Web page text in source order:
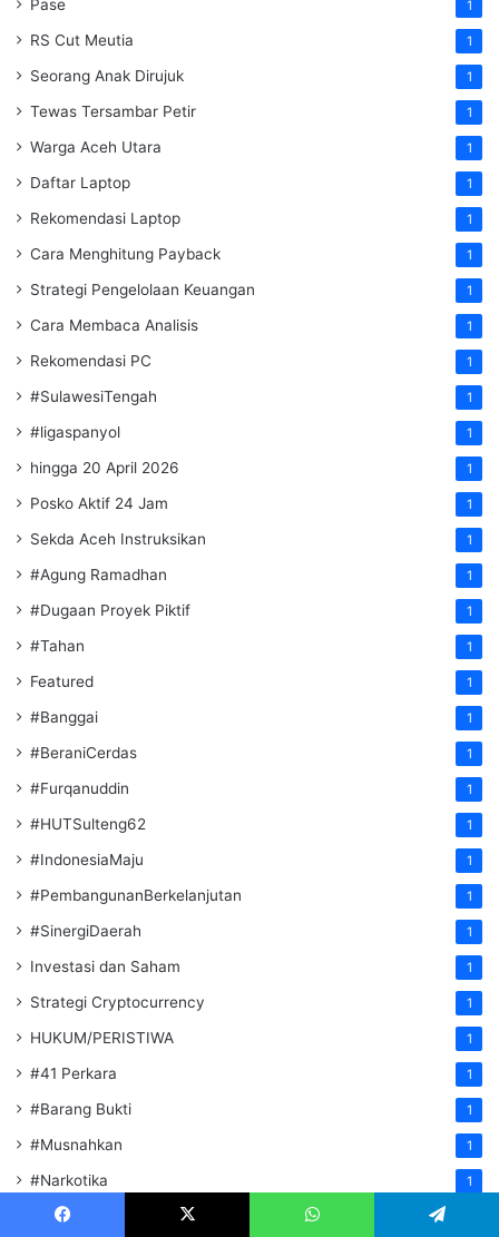
Pase 1
RS Cut Meutia 1
Seorang Anak Dirujuk 1
Tewas Tersambar Petir 1
Warga Aceh Utara 1
Daftar Laptop 1
Rekomendasi Laptop 1
Cara Menghitung Payback 1
Strategi Pengelolaan Keuangan 1
Cara Membaca Analisis 1
Rekomendasi PC 1
#SulawesiTengah 1
#ligaspanyol 1
hingga 20 April 2026 1
Posko Aktif 24 Jam 1
Sekda Aceh Instruksikan 1
#Agung Ramadhan 1
#Dugaan Proyek Piktif 1
#Tahan 1
Featured 1
#Banggai 1
#BeraniCerdas 1
#Furqanuddin 1
#HUTSulteng62 1
#IndonesiaMaju 1
#PembangunanBerkelanjutan 1
#SinergiDaerah 1
Investasi dan Saham 1
Strategi Cryptocurrency 1
HUKUM/PERISTIWA 1
#41 Perkara 1
#Barang Bukti 1
#Musnahkan 1
#Narkotika 1
PT Nikomas Gemilang